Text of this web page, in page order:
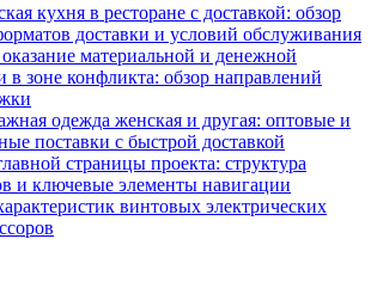
кухня в ресторане с доставкой: обзор
доставки и условий обслуживания
материальной и денежной
зоне конфликта: обзор направлений
одежда женская и другая: оптовые и
поставки с быстрой доставкой
страницы проекта: структура
и ключевые элементы навигации
винтовых электрических